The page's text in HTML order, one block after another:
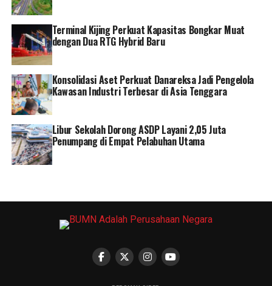
Capaian tersebut memperkuat optimisme manajemen
bahwa transformasi pelabuhan akan terus memberikan
kontribusi nyata bagi efisiensi logistik dan pertumbuhan
ekonomi nasional. []
RELATED TOPICS: BUMN DANANTARA PELINDO
Terminal Kijing Perkuat Kapasitas Bongkar Muat
dengan Dua RTG Hybrid Baru
Konsolidasi Aset Perkuat Danareksa Jadi Pengelola
Kawasan Industri Terbesar di Asia Tenggara
Libur Sekolah Dorong ASDP Layani 2,05 Juta
Penumpang di Empat Pelabuhan Utama